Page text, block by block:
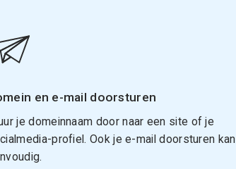
en e-mail doorsturen
je domeinnaam door naar een site of je
profiel. Ook je e-mail doorsturen kan